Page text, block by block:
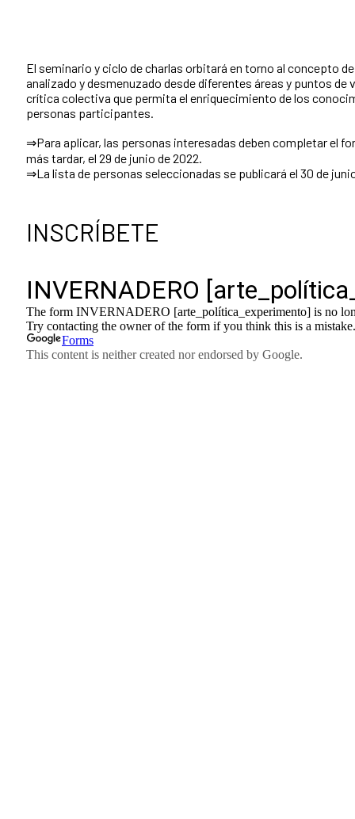
El seminario y ciclo de charlas orbitará en torno al concepto
analizado y desmenuzado desde diferentes áreas y puntos
crítica colectiva que permita el enriquecimiento de los
personas participantes.
⇒Para aplicar, las personas interesadas deben completar el
más tardar, el 29 de junio de 2022.
⇒La lista de personas seleccionadas se publicará el 30 de
INSCRÍBETE